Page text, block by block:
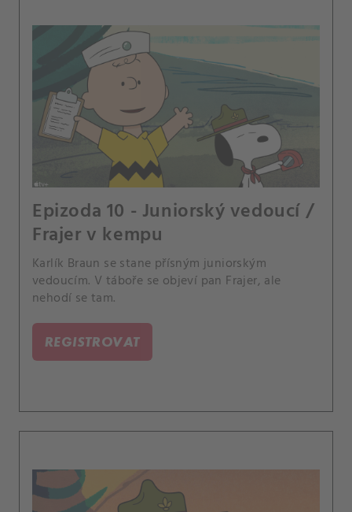
Epizoda 10 - Juniorský vedoucí /
Frajer v kempu
Karlík Braun se stane přísným juniorským
vedoucím. V táboře se objeví pan Frajer, ale
nehodí se tam.
REGISTROVAT